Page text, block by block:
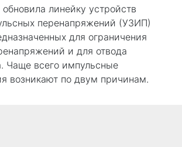
линейку устройств
перенапряжений (УЗИП)
для ограничения
и для отвода
Чаще всего импульсные
возникают по двум причинам.